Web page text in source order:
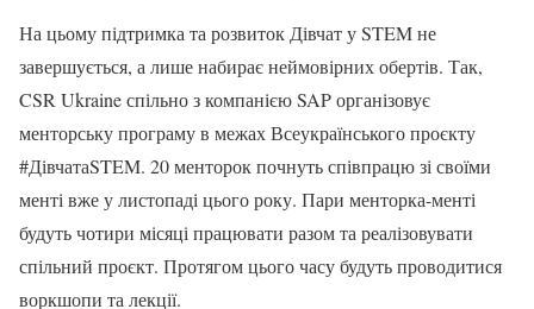
На цьому підтримка та розвиток Дівчат у STEM не
завершується, а лише набирає неймовірних обертів. Так,
CSR Ukraine спільно з компанією SAP організовує
менторську програму в межах Всеукраїнського проєкту
#ДівчатаSTEM. 20 менторок почнуть співпрацю зі своїми
менті вже у листопаді цього року. Пари менторка-менті
будуть чотири місяці працювати разом та реалізовувати
спільний проєкт. Протягом цього часу будуть проводитися
воркшопи та лекції.